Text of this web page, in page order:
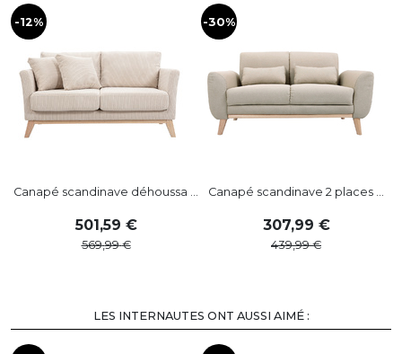
-12%
Canapé scandinave déhoussa ...
501,59
569,99
-30%
Canapé scandinave 2 places ...
307,99
439,99
LES INTERNAUTES ONT AUSSI AIMÉ :